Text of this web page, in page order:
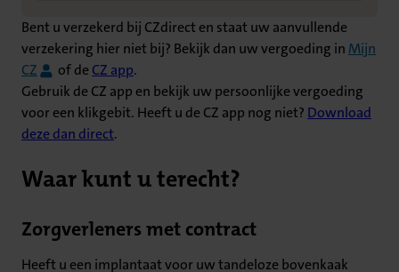
Bent u verzekerd bij CZdirect en staat uw aanvullende
verzekering hier niet bij? Bekijk dan uw vergoeding in Mijn
CZ
of deCZ app.
Gebruik de CZ app en bekijk uw persoonlijke vergoeding
voor een klikgebit. Heeft u de CZ app nog niet? Download
deze dan direct.
Waar kunt u terecht?
Zorgverleners met contract
Heeft u een implantaat voor uw tandeloze bovenkaak